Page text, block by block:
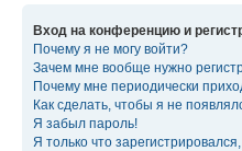
Вход на конференцию и
Почему я не могу войти?
Зачем мне вообще нужно
Почему мне периодически
Как сделать, чтобы я не
Я забыл пароль!
Я только что